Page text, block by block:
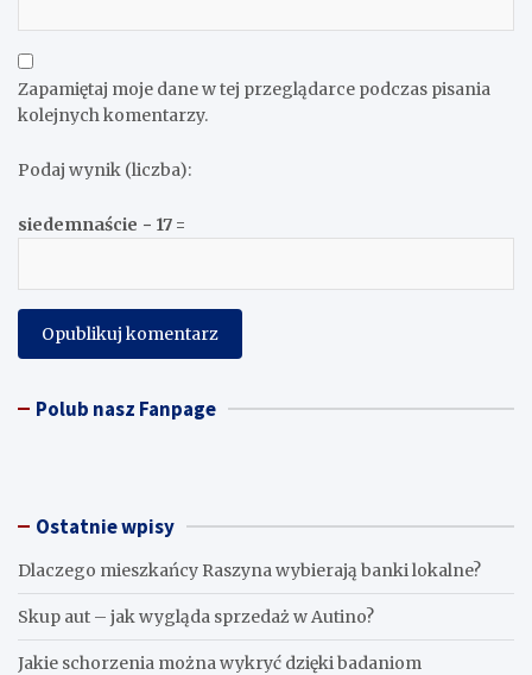
Zapamiętaj moje dane w tej przeglądarce podczas pisania
kolejnych komentarzy.
Podaj wynik (liczba):
siedemnaście − 17 =
Polub nasz Fanpage
Ostatnie wpisy
Dlaczego mieszkańcy Raszyna wybierają banki lokalne?
Skup aut – jak wygląda sprzedaż w Autino?
Jakie schorzenia można wykryć dzięki badaniom